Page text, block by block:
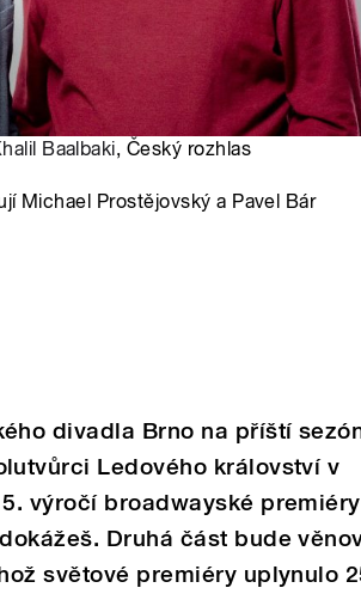
Baalbaki, Český rozhlas
Michael Prostějovský a Pavel Bár
divadla Brno na příští
Ledového království v
výročí broadwayské premiéry
Druhá část bude
světové premiéry uplynulo